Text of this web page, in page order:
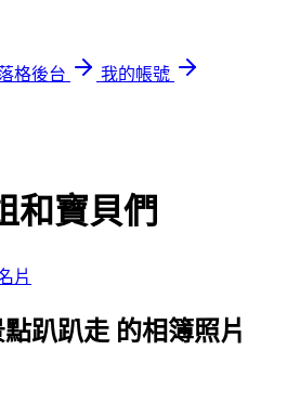
格後台
我的帳號
和寶貝們
片
趴趴走 的相簿照片